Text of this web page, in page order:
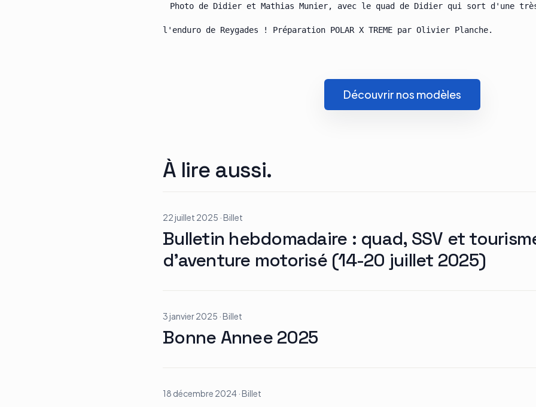
Photo de Didier et Mathias Munier, avec le quad de Didier qui sort d'une
Découvrir nos modèles
À lire aussi.
22 juillet 2025 ·Billet
Bulletin hebdomadaire : quad, SSV et
d’aventure motorisé (14-20 juillet 2025)
3 janvier 2025 ·Billet
Bonne Annee 2025
18 décembre 2024·Billet